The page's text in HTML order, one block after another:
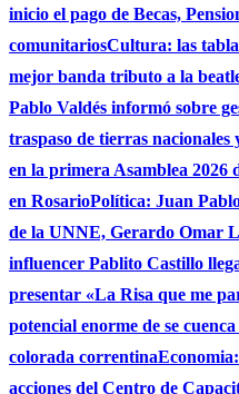
inicio el pago de Becas,
comunitariosCultura: las
mejor banda tributo a la
Pablo Valdés informó sobre
traspaso de tierras nacionales
en la primera Asamblea 2026
en RosarioPolítica: Juan
de la UNNE, Gerardo Omar
influencer Pablito Castillo
presentar «La Risa que me
potencial enorme de se
colorada correntina
acciones del Centro de